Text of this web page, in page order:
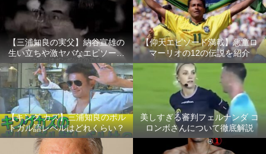
【三浦知良の実父】納谷宣雄の
生い立ちや激ヤバなエピソード
について
【仰天エピソード満載】悪童ロ
マーリオの12の伝説を紹介
【キング カズ】三浦知良のポル
トガル語レベルはどれくらい？
美しすぎる審判フェルナンダ コ
ロンボさんについて徹底解説